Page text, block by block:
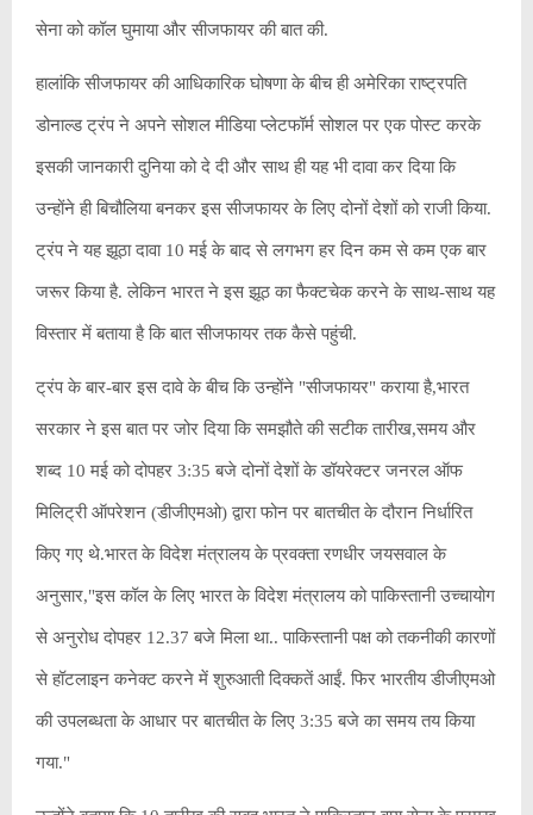
सेना को कॉल घुमाया और सीजफायर की बात की.
हालांकि सीजफायर की आधिकारिक घोषणा के बीच ही अमेरिका राष्ट्रपति
डोनाल्ड ट्रंप ने अपने सोशल मीडिया प्लेटफॉर्म सोशल पर एक पोस्ट करके
इसकी जानकारी दुनिया को दे दी और साथ ही यह भी दावा कर दिया कि
उन्होंने ही बिचौलिया बनकर इस सीजफायर के लिए दोनों देशों को राजी किया.
ट्रंप ने यह झूठा दावा 10 मई के बाद से लगभग हर दिन कम से कम एक बार
जरूर किया है. लेकिन भारत ने इस झूठ का फैक्टचेक करने के साथ-साथ यह
विस्तार में बताया है कि बात सीजफायर तक कैसे पहुंची.
ट्रंप के बार-बार इस दावे के बीच कि उन्होंने "सीजफायर" कराया है,भारत
सरकार ने इस बात पर जोर दिया कि समझौते की सटीक तारीख,समय और
शब्द 10 मई को दोपहर 3:35 बजे दोनों देशों के डॉयरेक्टर जनरल ऑफ
मिलिट्री ऑपरेशन (डीजीएमओ) द्वारा फोन पर बातचीत के दौरान निर्धारित
किए गए थे.भारत के विदेश मंत्रालय के प्रवक्ता रणधीर जयसवाल के
अनुसार,"इस कॉल के लिए भारत के विदेश मंत्रालय को पाकिस्तानी उच्चायोग
से अनुरोध दोपहर 12.37 बजे मिला था.. पाकिस्तानी पक्ष को तकनीकी कारणों
से हॉटलाइन कनेक्ट करने में शुरुआती दिक्कतें आईं. फिर भारतीय डीजीएमओ
की उपलब्धता के आधार पर बातचीत के लिए 3:35 बजे का समय तय किया
गया."